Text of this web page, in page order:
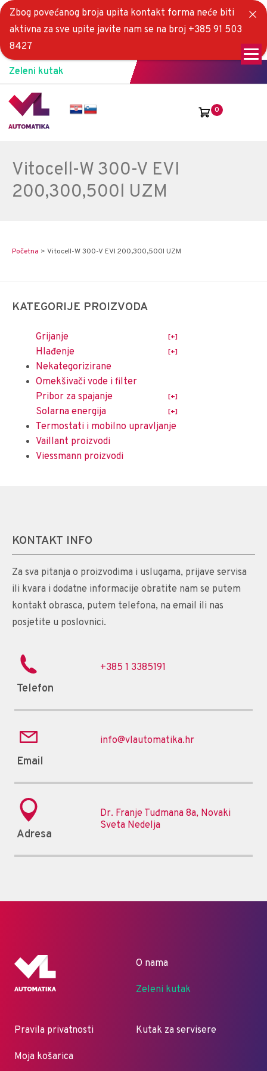
Zeleni kutak
0
Vitocell-W 300-V EVI
200,300,500l UZM
Početna > Vitocell-W 300-V EVI 200,300,500l UZM
KATEGORIJE PROIZVODA
Grijanje
Hlađenje
Nekategorizirane
Omekšivači vode i filter
Pribor za spajanje
Solarna energija
Termostati i mobilno upravljanje
Vaillant proizvodi
Viessmann proizvodi
KONTAKT INFO
Za sva pitanja o proizvodima i uslugama, prijave servisa
ili kvara i dodatne informacije obratite nam se putem
kontakt obrasca, putem telefona, na email ili nas
posjetite u poslovnici.
Telefon
+385 1 3385191
Email
info@vlautomatika.hr
Adresa
Dr. Franje Tuđmana 8a, Novaki
Sveta Nedelja
O nama
Zeleni kutak
Pravila privatnosti
Moja košarica
Kutak za servisere
Zbog povećanog broja upita kontakt forma neće biti
aktivna za sve upite javite nam se na broj +385 91 503
8427